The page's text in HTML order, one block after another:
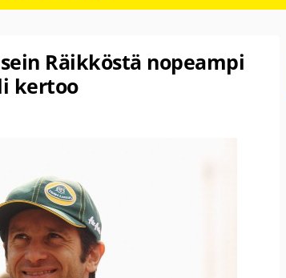
Räikköstä nopeampi
kertoo